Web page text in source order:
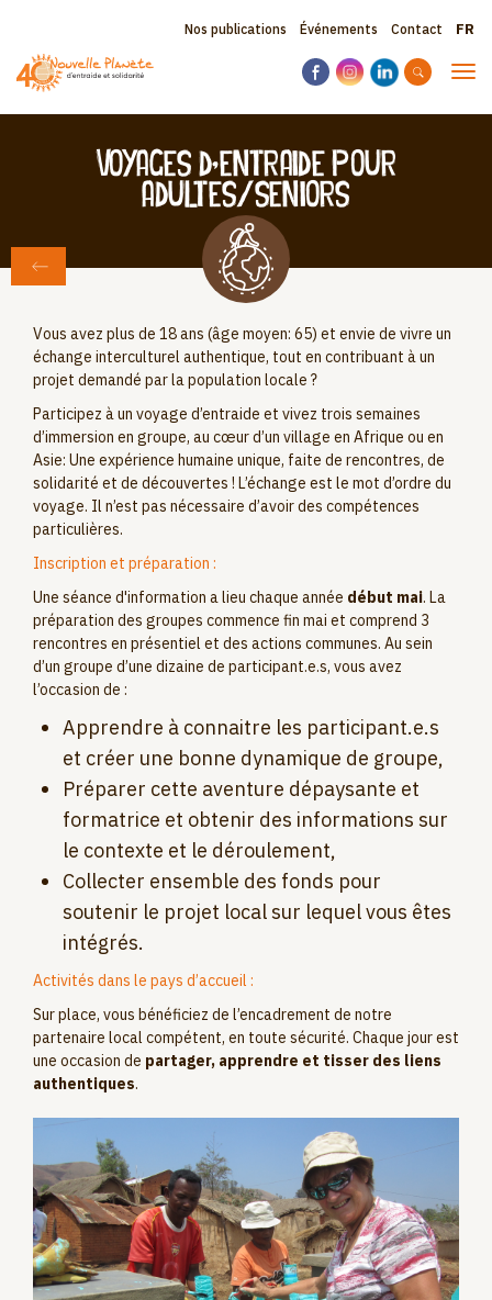
contenu
principal
Topbar
Nos publications Événements Contact
Voyages d’entraide pour
adultes/seniors
Vous avez plus de 18 ans (âge moyen: 65) et envie de vivre un
échange interculturel authentique, tout en contribuant à un
projet demandé par la population locale ?
Participez à un voyage d’entraide et vivez trois semaines
d’immersion en groupe, au cœur d’un village en Afrique ou en
Asie: Une expérience humaine unique, faite de rencontres, de
solidarité et de découvertes ! L’échange est le mot d’ordre du
voyage. Il n’est pas nécessaire d’avoir des compétences
particulières.
Inscription et préparation :
Une séance d'information a lieu chaque année début mai. La
préparation des groupes commence fin mai et comprend 3
rencontres en présentiel et des actions communes. Au sein
d’un groupe d’une dizaine de participant.e.s, vous avez
l’occasion de :
Apprendre à connaitre les participant.e.s
et créer une bonne dynamique de groupe,
Préparer cette aventure dépaysante et
formatrice et obtenir des informations sur
le contexte et le déroulement,
Collecter ensemble des fonds pour
soutenir le projet local sur lequel vous êtes
intégrés.
Activités dans le pays d’accueil :
Sur place, vous bénéficiez de l’encadrement de notre
partenaire local compétent, en toute sécurité. Chaque jour est
une occasion de partager, apprendre et tisser des liens
authentiques.